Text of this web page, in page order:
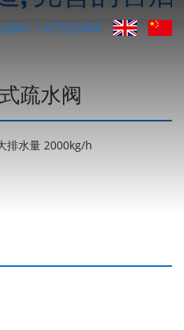
/ 67353464
疏水阀
排水量 2000kg/h